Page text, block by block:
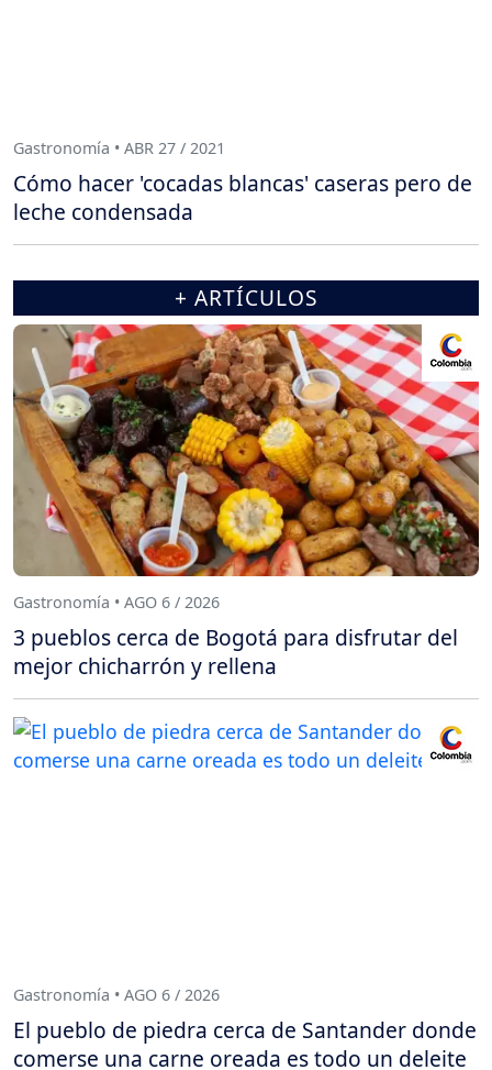
Gastronomía • ABR 27 / 2021
Cómo hacer 'cocadas blancas' caseras pero de
leche condensada
+ ARTÍCULOS
Gastronomía • AGO 6 / 2026
3 pueblos cerca de Bogotá para disfrutar del
mejor chicharrón y rellena
Gastronomía • AGO 6 / 2026
El pueblo de piedra cerca de Santander donde
comerse una carne oreada es todo un deleite